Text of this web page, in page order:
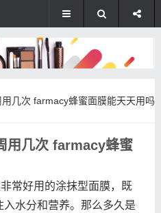
几次 farmacy蜂蜜面膜能天天用吗
用几次 farmacy蜂蜜
常好用的涂抹型面膜，既
水分和营养。那么多久是